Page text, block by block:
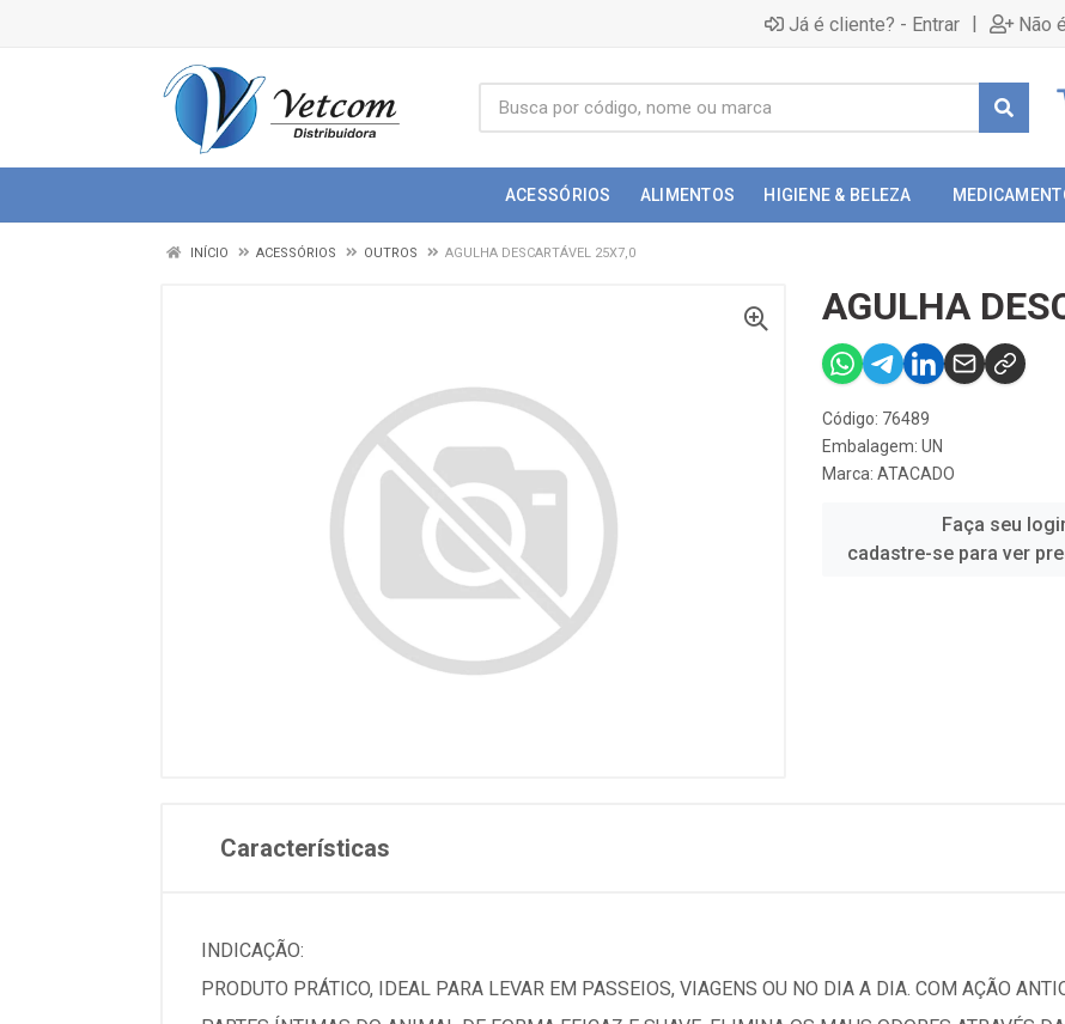
Já é cliente? - Entrar | Não
ACESSÓRIOS ALIMENTOS HIGIENE & BELEZA
INÍCIO ACESSÓRIOS OUTROS AGULHA DESCARTÁVEL 25X7,0
AGULHA
Código: 76489
Embalagem: UN
Marca: ATACADO
Faça seu
cadastre-se para ver
Características
INDICAÇÃO:
PRODUTO PRÁTICO, IDEAL PARA LEVAR EM PASSEIOS, VIAGENS OU NO DIA A DIA. COM AÇÃO